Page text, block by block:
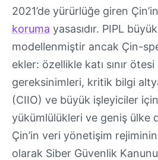
2021’de yürürlüğe giren
koruma yasasıdır. PIPL
modellenmiştir ancak Çin-
ekler: özellikle katı sınır
gereksinimleri, kritik bilgi
(CIIO) ve büyük işleyiciler
yükümlülükleri ve geniş ülke
Çin’in veri yönetişim
olarak Siber Güvenlik